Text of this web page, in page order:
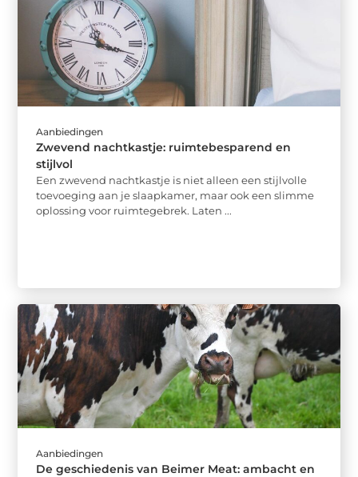
Aanbiedingen
Zwevend nachtkastje: ruimtebesparend en
stijlvol
Een zwevend nachtkastje is niet alleen een stijlvolle
toevoeging aan je slaapkamer, maar ook een slimme
oplossing voor ruimtegebrek. Laten ...
Aanbiedingen
De geschiedenis van Beimer Meat: ambacht en